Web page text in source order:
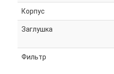
Корпус
Заглушка
Фильтр